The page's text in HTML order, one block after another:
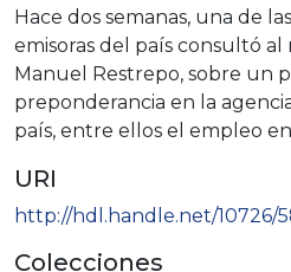
Hace dos semanas, una de
emisoras del país consultó al
Manuel Restrepo, sobre un
preponderancia en la
país, entre ellos el empleo
URI
http://hdl.handle.net/10726/
Colecciones